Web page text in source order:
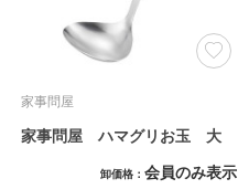
家事問屋
家事問屋 ハマグリお玉 大
卸価格 会員のみ表示